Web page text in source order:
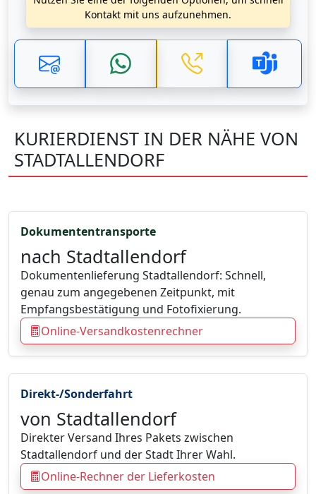
Kontakt mit uns aufzunehmen.
KURIERDIENST IN DER NÄHE VON
STADTALLENDORF
Direkt-/Sonderfahrt
von Stadtallendorf
Direkter Versand Ihres Pakets zwischen
Stadtallendorf und der Stadt Ihrer Wahl.
Online-Rechner der Lieferkosten
Dokumententransporte
nach Stadtallendorf
Dokumentenlieferung Stadtallendorf: Schnell,
genau zum angegebenen Zeitpunkt, mit
Empfangsbestätigung und Fotofixierung.
Online-Versandkostenrechner